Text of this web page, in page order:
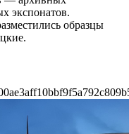
экспонатов.
образцы